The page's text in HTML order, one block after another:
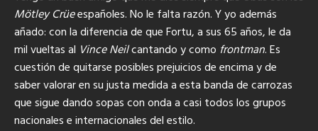
Mötley Crüeespañoles. No le falta razón. Y yo además
añado: con la diferencia de que Fortu, a sus 65 años, le da
mil vueltas al Vince Neilcantando y como frontman. Es
cuestión de quitarse posibles prejuicios de encima y de
saber valorar en su justa medida a esta banda de carrozas
que sigue dando sopas con onda a casi todos los grupos
nacionales e internacionales del estilo.